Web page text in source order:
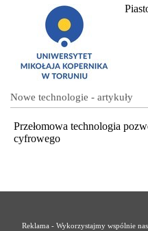
Nowe technologie - artykuły
Przełomowa technologia
cyfrowego
Reklama - Wykorzystajmy wspólnie